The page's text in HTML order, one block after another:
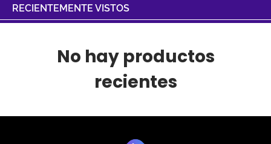
RECIENTEMENTE VISTOS
No hay productos
recientes